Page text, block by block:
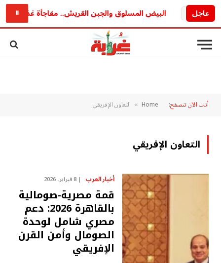
عاجل البيض المسلوق والجبن القريش.. مفاجأة غذائية قد
⏸
أنت الآن تتصفح: Home
» التعاون الإفريقي
التعاون الإفريقي
أخبار العرب 8 فبراير، 2026
قمة مصرية-صومالية
بالقاهرة 2026: دعم
مصري شامل لوحدة
الصومال وأمن القرن
الإفريقي